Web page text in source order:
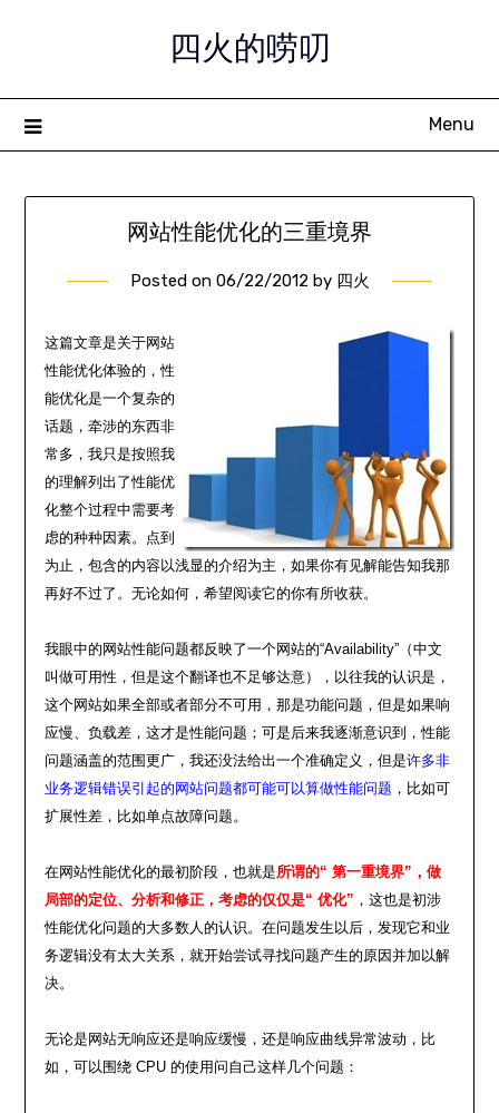
四火的唠叨
Menu
网站性能优化的三重境界
Posted on 06/22/2012 by 四火
这篇文章是关于网站
性能优化体验的，性
能优化是一个复杂的
话题，牵涉的东西非
常多，我只是按照我
的理解列出了性能优
化整个过程中需要考
虑的种种因素。点到
为止，包含的内容以浅显的介绍为主，如果你有见解能告知我那
再好不过了。无论如何，希望阅读它的你有所收获。
我眼中的网站性能问题都反映了一个网站的“Availability”（中文
叫做可用性，但是这个翻译也不足够达意），以往我的认识是，
这个网站如果全部或者部分不可用，那是功能问题，但是如果响
应慢、负载差，这才是性能问题；可是后来我逐渐意识到，性能
问题涵盖的范围更广，我还没法给出一个准确定义，但是许多非
业务逻辑错误引起的网站问题都可能可以算做性能问题 ，比如可
扩展性差，比如单点故障问题。
在网站性能优化的最初阶段，也就是所谓的“ 第一重境界”，做
局部的定位、分析和修正，考虑的仅仅是“ 优化” ，这也是初涉
性能优化问题的大多数人的认识。在问题发生以后，发现它和业
务逻辑没有太大关系，就开始尝试寻找问题产生的原因并加以解
决。
无论是网站无响应还是响应缓慢，还是响应曲线异常波动，比
如，可以围绕 CPU 的使用问自己这样几个问题：